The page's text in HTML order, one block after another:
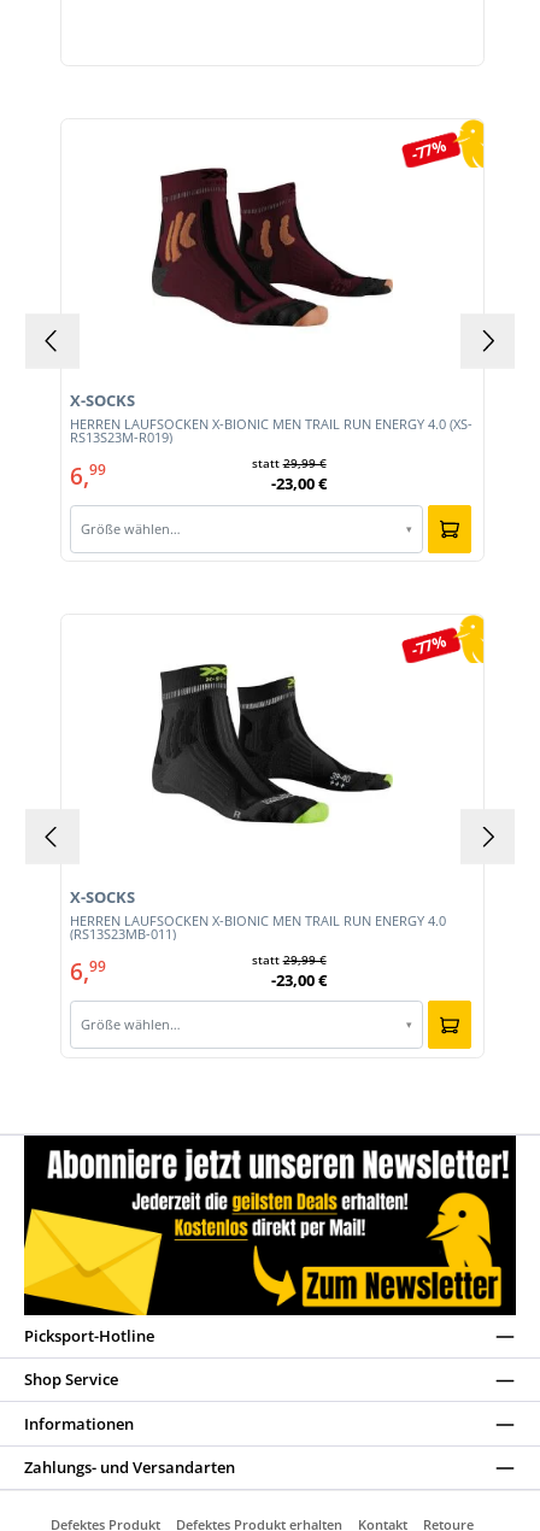
-77%
HERREN LAUFSOCKEN X-BIONIC MEN TRAIL RUN ENERGY 4.0 (XS-
RS13S23M-R019)
X-SOCKS
6,99 statt29,99 €
-23,00 €
Größe wählen… ▾
-77%
HERREN LAUFSOCKEN X-BIONIC MEN TRAIL RUN ENERGY 4.0
(RS13S23MB-011)
X-SOCKS
6,99 statt29,99 €
-23,00 €
Größe wählen… ▾
Picksport-Hotline
Shop Service
Informationen
Zahlungs- und Versandarten
Defektes Produkt Defektes Produkt erhalten Kontakt Retoure